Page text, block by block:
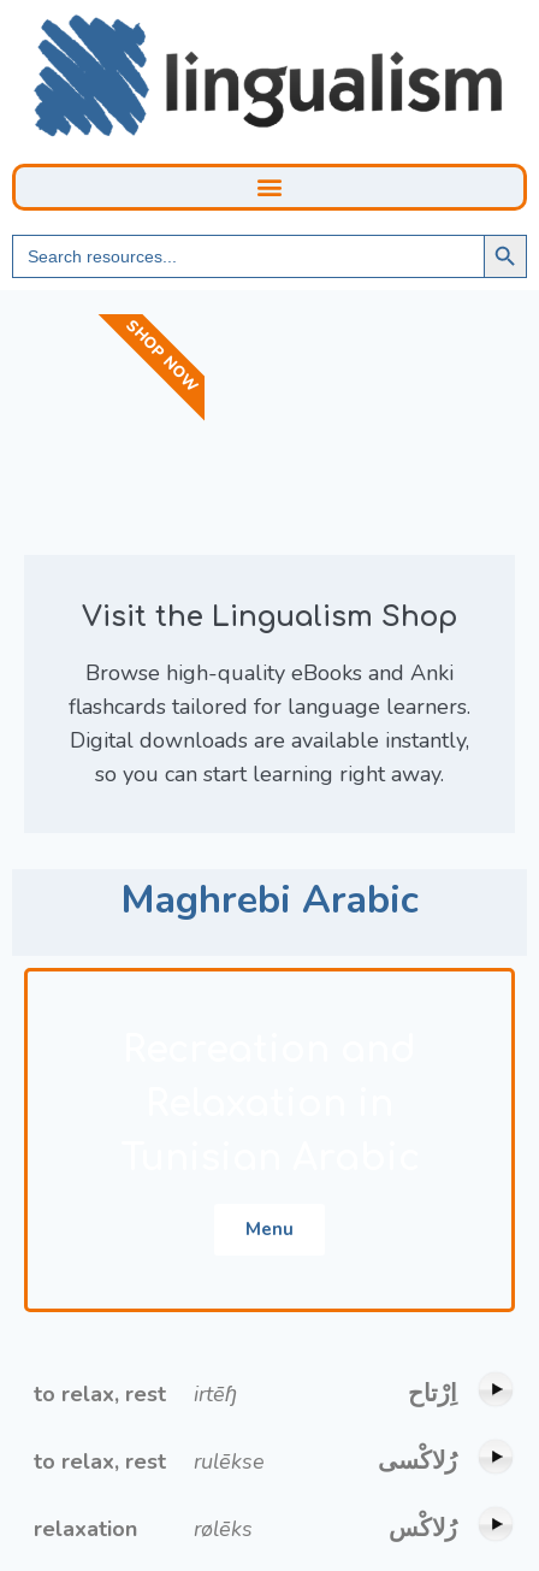
Search
for:
Visit the Lingualism Shop
Browse high-quality eBooks and Anki
flashcards tailored for language learners.
Digital downloads are available instantly,
so you can start learning right away.
SHOP NOW
Maghrebi Arabic
Menu
to relax, rest irtēɧ اِرْتاح
to relax, rest rulēkse رُلاكْسى
relaxation rølēks رُلاكْس